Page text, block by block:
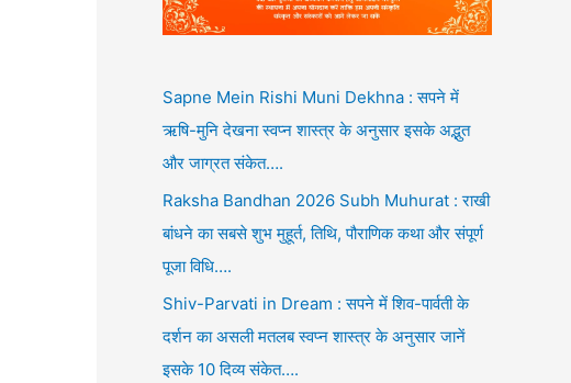
Sapne Mein Rishi Muni Dekhna : सपने में
ऋषि-मुनि देखना स्वप्न शास्त्र के अनुसार इसके अद्भुत
और जाग्रत संकेत….
Raksha Bandhan 2026 Subh Muhurat : राखी
बांधने का सबसे शुभ मुहूर्त, तिथि, पौराणिक कथा और संपूर्ण
पूजा विधि….
Shiv-Parvati in Dream : सपने में शिव-पार्वती के
दर्शन का असली मतलब स्वप्न शास्त्र के अनुसार जानें
इसके 10 दिव्य संकेत….